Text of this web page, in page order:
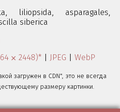
liliopsida,
asparagales,
siberica
⨉ 2448)* JPEG WebP
загружен в CDN", это не всегда
размеру картинки.